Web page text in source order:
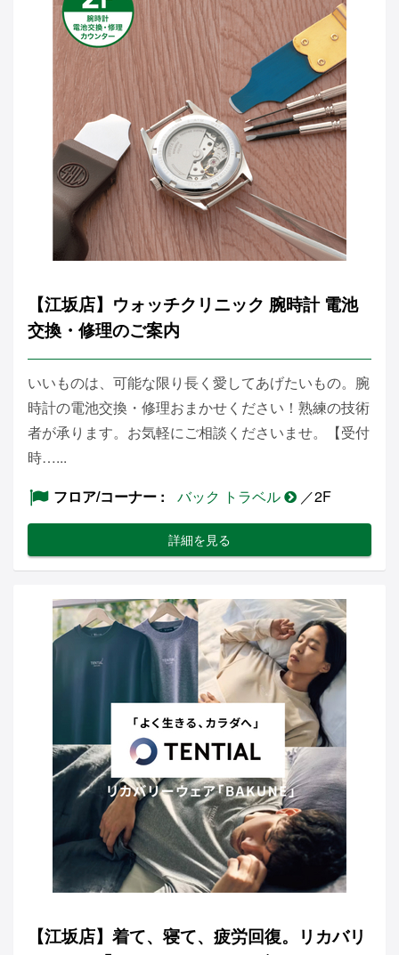
【江坂店】ウォッチクリニック 腕時計 電池
交換・修理のご案内
いいものは、可能な限り長く愛してあげたいもの。腕
時計の電池交換・修理おまかせください！熟練の技術
者が承ります。お気軽にご相談くださいませ。【受付
時…...
フロア/コーナー
バック トラベル ／2F
詳細を見る
【江坂店】着て、寝て、疲労回復。リカバリ